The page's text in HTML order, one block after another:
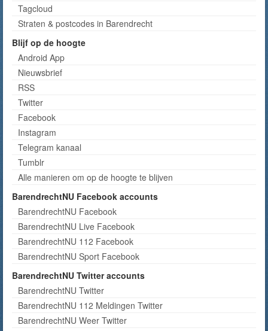
Tagcloud
Straten & postcodes in Barendrecht
Blijf op de hoogte
Android App
Nieuwsbrief
RSS
Twitter
Facebook
Instagram
Telegram kanaal
Tumblr
Alle manieren om op de hoogte te blijven
BarendrechtNU Facebook accounts
BarendrechtNU Facebook
BarendrechtNU Live Facebook
BarendrechtNU 112 Facebook
BarendrechtNU Sport Facebook
BarendrechtNU Twitter accounts
BarendrechtNU Twitter
BarendrechtNU 112 Meldingen Twitter
BarendrechtNU Weer Twitter